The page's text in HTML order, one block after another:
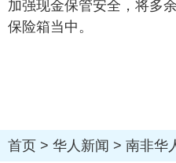
加强现金保管安全，将多
保险箱当中。
首页 > 华人新闻 > 南非华